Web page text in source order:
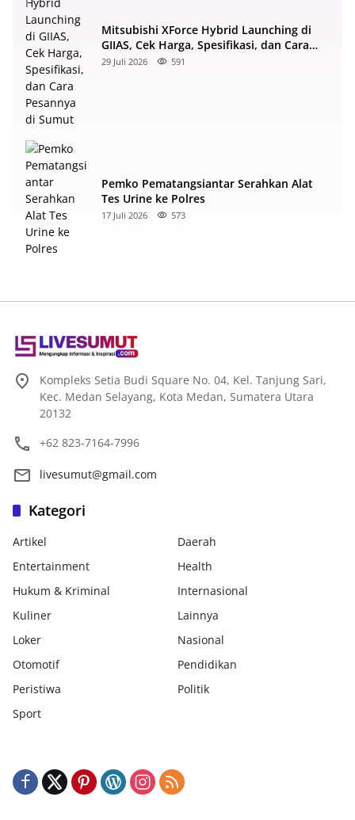
Mitsubishi XForce Hybrid Launching di
GIIAS, Cek Harga, Spesifikasi, dan Cara
Pesannya di Sumut
29 Juli 2026 591
Pemko Pematangsiantar Serahkan Alat
Tes Urine ke Polres
17 Juli 2026 573
Kompleks Setia Budi Square No. 04, Kel. Tanjung Sari,
Kec. Medan Selayang, Kota Medan, Sumatera Utara
20132
+62 823-7164-7996
livesumut@gmail.com
Kategori
Artikel
Daerah
Entertainment
Health
Hukum & Kriminal
Internasional
Kuliner
Lainnya
Loker
Nasional
Otomotif
Pendidikan
Peristiwa
Politik
Sport